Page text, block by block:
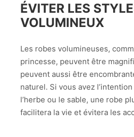
ÉVITER LES
VOLUMINEUX
Les robes volumineuses,
princesse, peuvent être
peuvent aussi être
naturel. Si vous avez
l’herbe ou le sable, une robe
facilitera la vie et évitera les